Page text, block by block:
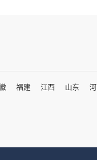
福建 江西 山东